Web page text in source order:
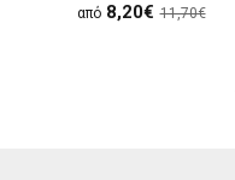
από 8,20€ 11,70€